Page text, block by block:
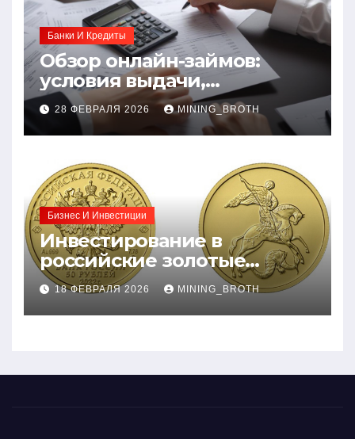
Банки И Кредиты
Обзор онлайн-займов:
условия выдачи,
процентные ставки и
требования к заемщикам
28 ФЕВРАЛЯ 2026 MINING_BROTH
Бизнес И Инвестиции
Инвестирование в
российские золотые
монеты: подробное
руководство
18 ФЕВРАЛЯ 2026 MINING_BROTH